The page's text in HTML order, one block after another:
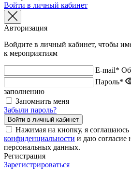
Войти в личный кабинет
Авторизация
Войдите в личный кабинет, чтобы
к мероприятиям
E-mail*
Пароль*
заполнению
Запомнить меня
Забыли пароль?
Нажимая на кнопку, я соглашаюсь
конфиденциальности и даю согласие
персональных данных.
Регистрация
Зарегистрироваться